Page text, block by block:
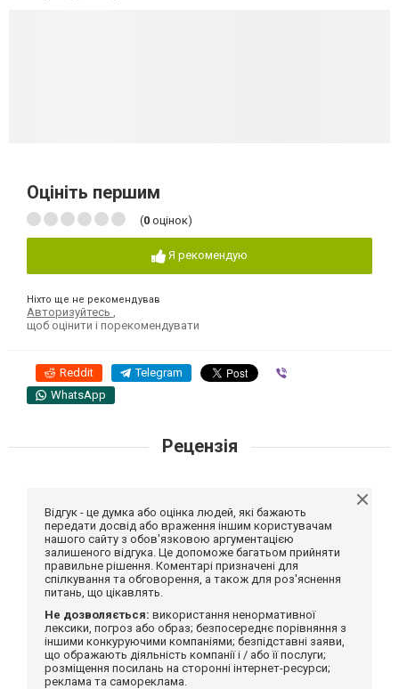
Оцініть першим
(0 оцінок)
Я рекомендую
Ніхто ще не рекомендував
Авторизуйтесь
щоб оцінити і порекомендувати
Reddit Telegram
WhatsApp
Рецензія
Відгук - це думка або оцінка людей, які бажають
передати досвід або враження іншим користувачам
нашого сайту з обов'язковою аргументацією
залишеного відгука. Це допоможе багатьом прийняти
правильне рішення. Коментарі призначені для
спілкування та обговорення, а також для роз'яснення
питань, що цікавлять.
Не дозволяється: використання ненормативної
лексики, погроз або образ; безпосереднє порівняння з
іншими конкуруючими компаніями; безпідставні заяви,
що ображають діяльність компанії і / або її послуги;
розміщення посилань на сторонні інтернет-ресурси;
реклама та самореклама.